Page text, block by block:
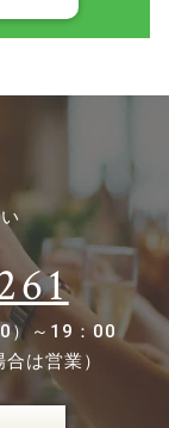
）～19：00
は営業）